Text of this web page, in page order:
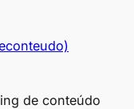
de conteúdo